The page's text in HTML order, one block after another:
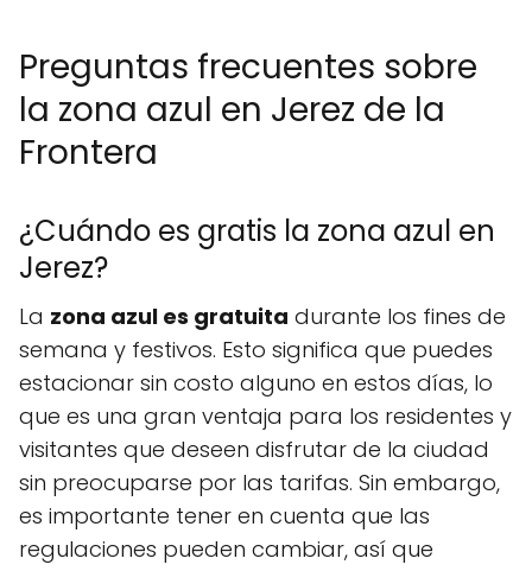
Preguntas frecuentes sobre
la zona azul en Jerez de la
Frontera
¿Cuándo es gratis la zona azul en
Jerez?
La zona azul es gratuita durante los fines de
semana y festivos. Esto significa que puedes
estacionar sin costo alguno en estos días, lo
que es una gran ventaja para los residentes y
visitantes que deseen disfrutar de la ciudad
sin preocuparse por las tarifas. Sin embargo,
es importante tener en cuenta que las
regulaciones pueden cambiar, así que